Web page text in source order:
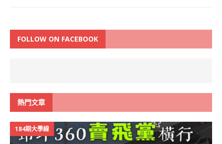
FOLLOW ON FACEBOOK
熱門文章
184期大學線